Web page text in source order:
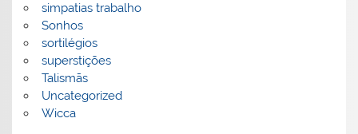
simpatias trabalho
Sonhos
sortilégios
superstições
Talismãs
Uncategorized
Wicca